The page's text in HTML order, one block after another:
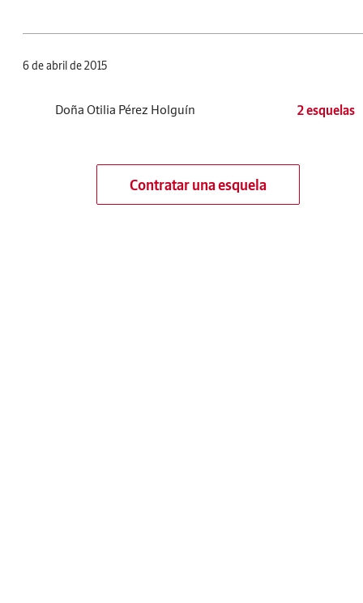
6 de abril de 2015
Doña Otilia Pérez Holguín 2 esquelas
Contratar una esquela